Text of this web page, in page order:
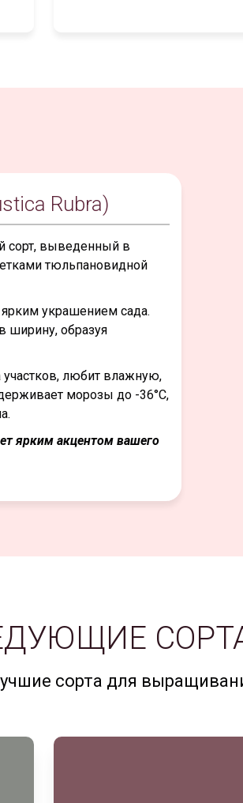
Rubra)
сорт, выведенный в
тюльпановидной
ярким украшением сада.
ширину, образуя
участков, любит влажную,
морозы до -36°C,
ярким акцентом вашего
сорта для